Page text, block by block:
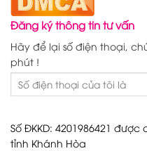
Đăng ký thông tin tư vấn
Hãy để lại số điện thoại,
phút !
Số ĐKKD: 4201986421
tỉnh Khánh Hòa